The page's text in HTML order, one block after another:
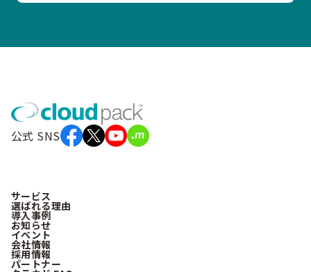
公式 SNS
サービス
選ばれる理由
導入事例
お知らせ
イベント
会社情報
採用情報
パートナー